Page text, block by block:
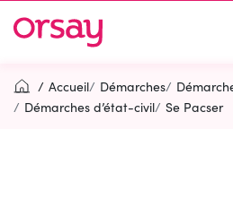
navigation
au
au
page
Ville d’Orsay
Accueil Démarches
Démarches d’état-civil
Se Pacser